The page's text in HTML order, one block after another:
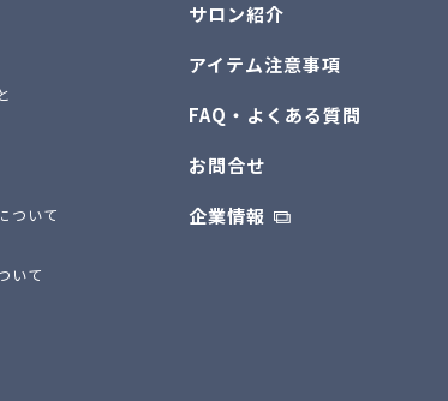
ついて
いて
サロン紹介
アイテム注意事項
FAQ・よくある質問
お問合せ
企業情報